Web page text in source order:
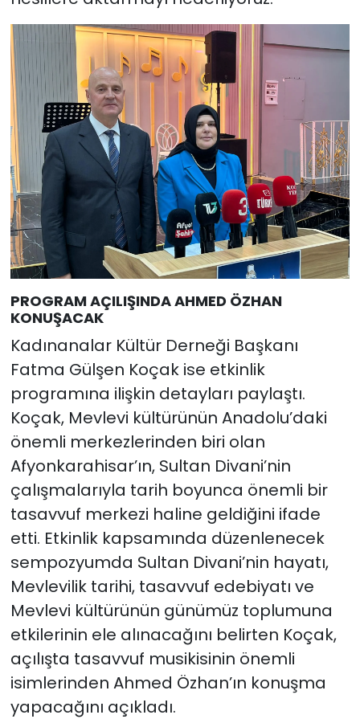
PROGRAM AÇILIŞINDA AHMED ÖZHAN
KONUŞACAK
Kadınanalar Kültür Derneği Başkanı
Fatma Gülşen Koçak ise etkinlik
programına ilişkin detayları paylaştı.
Koçak, Mevlevi kültürünün Anadolu’daki
önemli merkezlerinden biri olan
Afyonkarahisar’ın, Sultan Divani’nin
çalışmalarıyla tarih boyunca önemli bir
tasavvuf merkezi haline geldiğini ifade
etti. Etkinlik kapsamında düzenlenecek
sempozyumda Sultan Divani’nin hayatı,
Mevlevilik tarihi, tasavvuf edebiyatı ve
Mevlevi kültürünün günümüz toplumuna
etkilerinin ele alınacağını belirten Koçak,
açılışta tasavvuf musikisinin önemli
isimlerinden Ahmed Özhan’ın konuşma
yapacağını açıkladı.